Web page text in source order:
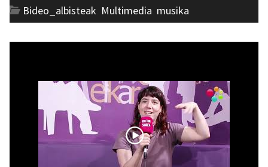
Bideo_albisteak Multimedia musika